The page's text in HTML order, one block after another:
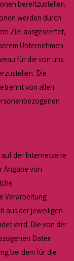
bereitzustellen.
werden durch
Ziel ausgewertet,
Unternehmen
für die von uns
Die
von allen
der Internetseite
Angabe von
Verarbeitung
aus der jeweiligen
wird. Die von der
Daten
bei dem für die